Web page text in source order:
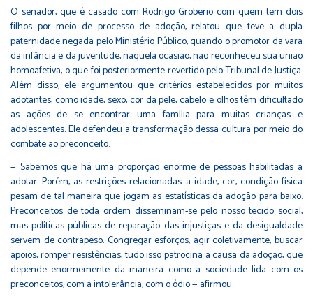
O senador, que é casado com Rodrigo Groberio com quem tem dois
filhos por meio de processo de adoção, relatou que teve a dupla
paternidade negada pelo Ministério Público, quando o promotor da vara
da infância e da juventude, naquela ocasião, não reconheceu sua união
homoafetiva, o que foi posteriormente revertido pelo Tribunal de Justiça.
Além disso, ele argumentou que critérios estabelecidos por muitos
adotantes, como idade, sexo, cor da pele, cabelo e olhos têm dificultado
as ações de se encontrar uma família para muitas crianças e
adolescentes. Ele defendeu a transformação dessa cultura por meio do
combate ao preconceito.
— Sabemos que há uma proporção enorme de pessoas habilitadas a
adotar. Porém, as restrições relacionadas a idade, cor, condição física
pesam de tal maneira que jogam as estatísticas da adoção para baixo.
Preconceitos de toda ordem disseminam-se pelo nosso tecido social,
mas políticas públicas de reparação das injustiças e da desigualdade
servem de contrapeso. Congregar esforços, agir coletivamente, buscar
apoios, romper resistências, tudo isso patrocina a causa da adoção, que
depende enormemente da maneira como a sociedade lida com os
preconceitos, com a intolerância, com o ódio — afirmou.